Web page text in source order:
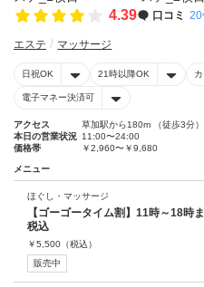
4.39 口コミ 20
エステ マッサージ
日祝OK 21時以降OK
電子マネー決済可
アクセス
草加駅から180m （徒歩3分）
本日の営業状況 11:00〜24:00
価格帯
￥2,960〜￥9,680
メニュー
ほぐし・マッサージ
【ゴーゴータイム割】11時～18
税込
￥5,500 （税込）
販売中